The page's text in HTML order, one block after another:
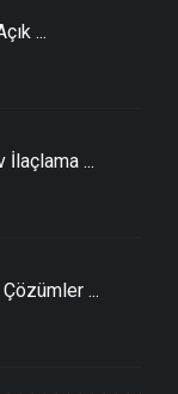
...
İlaçlama ...
...